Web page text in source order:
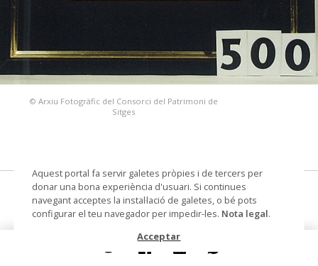
© Arxiu Fotogràfic del Consorci del Patrimoni de
Sitges
Barques
dibuix sobre paper
Aquest portal fa servir galetes pròpies i de tercers per
donar una bona experiència d'usuari. Si continues
navegant acceptes la instal·lació de galetes, o bé pots
configurar el teu navegador per impedir-les. Nota legal.
Acceptar